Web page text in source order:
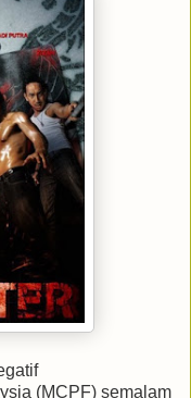
(MCPF) semalam